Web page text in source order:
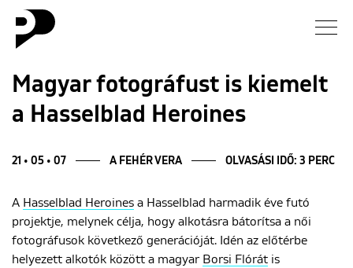
Hírek
Galéria
Interjú
Esszé
Blog
Magyar fotográfust is kiemelt
a Hasselblad Heroines
21 • 05 • 07 A FEHÉR VERA OLVASÁSI IDŐ: 3 PERC
A Hasselblad Heroines a Hasselblad harmadik éve futó
projektje, melynek célja, hogy alkotásra bátorítsa a női
fotográfusok következő generációját. Idén az előtérbe
helyezett alkotók között a magyar Borsi Flórát is